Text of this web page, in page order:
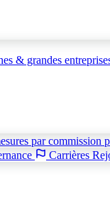
& grandes
par commission
Carrières